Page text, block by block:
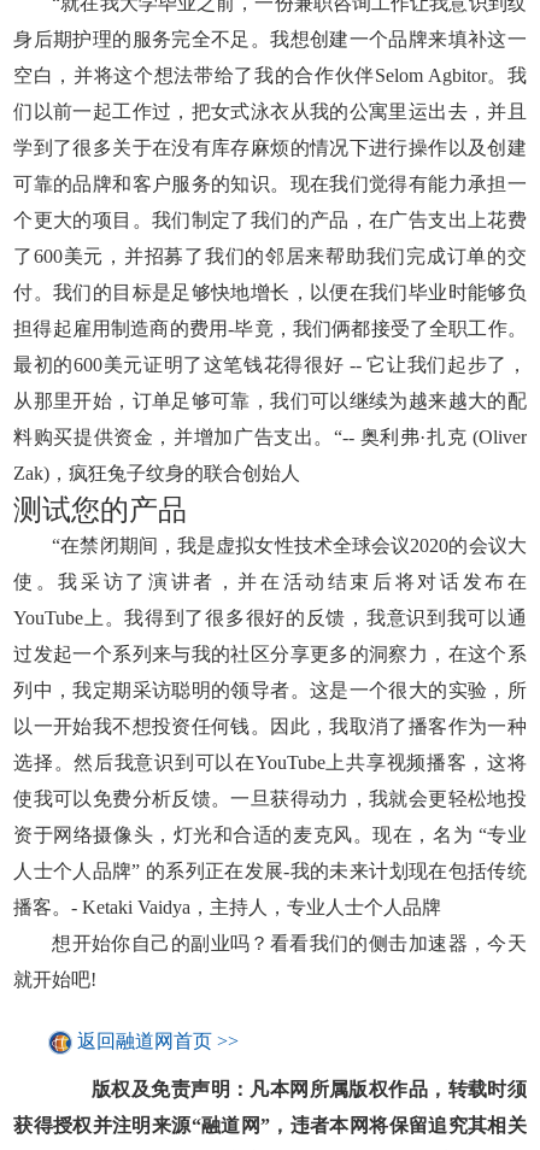
身后期护理的服务完全不足。我想创建一个品牌来填补这一
空白，并将这个想法带给了我的合作伙伴Selom Agbitor。我
们以前一起工作过，把女式泳衣从我的公寓里运出去，并且
学到了很多关于在没有库存麻烦的情况下进行操作以及创建
可靠的品牌和客户服务的知识。现在我们觉得有能力承担一
个更大的项目。我们制定了我们的产品，在广告支出上花费
了600美元，并招募了我们的邻居来帮助我们完成订单的交
付。我们的目标是足够快地增长，以便在我们毕业时能够负
担得起雇用制造商的费用-毕竟，我们俩都接受了全职工作。
最初的600美元证明了这笔钱花得很好 -- 它让我们起步了，
从那里开始，订单足够可靠，我们可以继续为越来越大的配
料购买提供资金，并增加广告支出。“-- 奥利弗·扎克 (Oliver
Zak)，疯狂兔子纹身的联合创始人
测试您的产品
“在禁闭期间，我是虚拟女性技术全球会议2020的会议大
使。我采访了演讲者，并在活动结束后将对话发布在
YouTube上。我得到了很多很好的反馈，我意识到我可以通
过发起一个系列来与我的社区分享更多的洞察力，在这个系
列中，我定期采访聪明的领导者。这是一个很大的实验，所
以一开始我不想投资任何钱。因此，我取消了播客作为一种
选择。然后我意识到可以在YouTube上共享视频播客，这将
使我可以免费分析反馈。一旦获得动力，我就会更轻松地投
资于网络摄像头，灯光和合适的麦克风。现在，名为 “专业
人士个人品牌” 的系列正在发展-我的未来计划现在包括传统
播客。- Ketaki Vaidya，主持人，专业人士个人品牌
想开始你自己的副业吗？看看我们的侧击加速器，今天
就开始吧!
返回融道网首页 >>
版权及免责声明：凡本网所属版权作品，转载时须
获得授权并注明来源“融道网”，违者本网将保留追究其相关